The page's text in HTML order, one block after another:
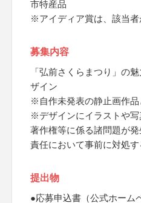
市特産品
※アイディア賞は、該当
募集内容
「弘前さくらまつり」の
ザイン
※自作未発表の静止画作品
※デザインにイラストや写
著作権等に係る諸問題が
責任において事前に対処す
提出物
●応募申込書（公式ホーム